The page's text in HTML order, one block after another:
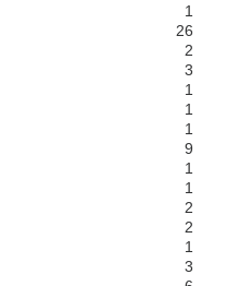
1
26
2
3
1
1
1
9
1
1
2
2
1
3